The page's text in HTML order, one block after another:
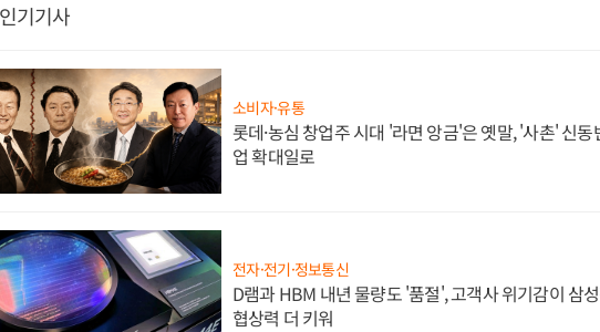
인기기사
소비자·유통
롯데·농심 창업주 시대 '라면 앙금'은 옛말, '사촌' 신동
업 확대일로
전자·전기·정보통신
D램과 HBM 내년 물량도 '품절', 고객사 위기감이 삼
협상력 더 키워